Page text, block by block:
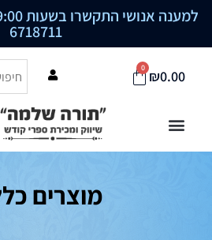
למענה אנושי התקשרו בשעות 09:00-19:00 לטלפון
6718711
₪0.00
0
מוצרים